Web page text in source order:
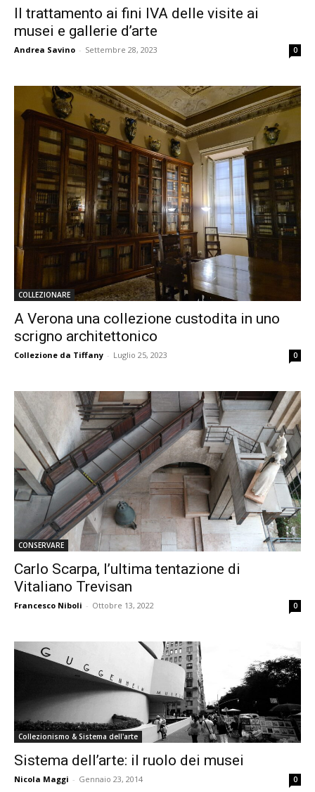
Il trattamento ai fini IVA delle visite ai
musei e gallerie d’arte
Andrea Savino - Settembre 28, 2023 0
COLLEZIONARE
A Verona una collezione custodita in uno
scrigno architettonico
Collezione da Tiffany - Luglio 25, 2023 0
CONSERVARE
Carlo Scarpa, l’ultima tentazione di
Vitaliano Trevisan
Francesco Niboli - Ottobre 13, 2022 0
Collezionismo & Sistema dell'arte
Sistema dell’arte: il ruolo dei musei
Nicola Maggi - Gennaio 23, 2014 0